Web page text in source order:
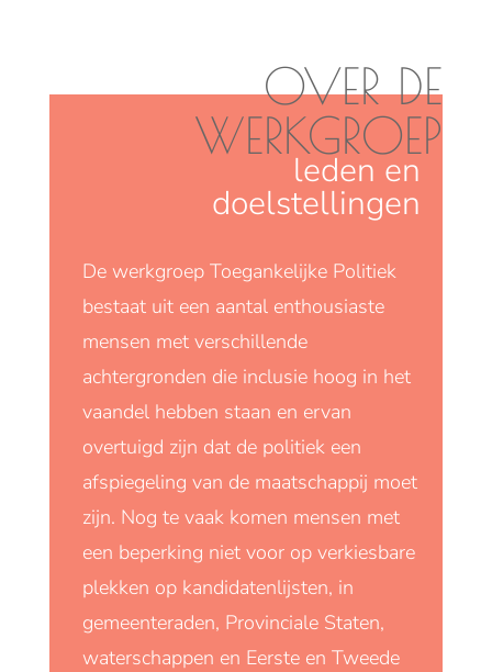
OVER DE
WERKGROEP
leden en
doelstellingen
De werkgroep Toegankelijke Politiek
bestaat uit een aantal enthousiaste
mensen met verschillende
achtergronden die inclusie hoog in het
vaandel hebben staan en ervan
overtuigd zijn dat de politiek een
afspiegeling van de maatschappij moet
zijn. Nog te vaak komen mensen met
een beperking niet voor op verkiesbare
plekken op kandidatenlijsten, in
gemeenteraden, Provinciale Staten,
waterschappen en Eerste en Tweede